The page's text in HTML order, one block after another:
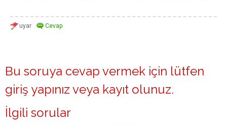
Bu soruya cevap vermek için lütfen
giriş yapınız veya kayıt olunuz.
İlgili sorular